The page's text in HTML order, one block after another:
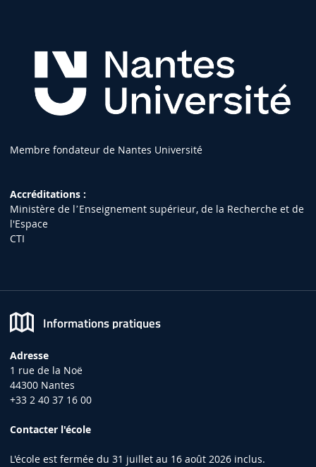
Membre fondateur de Nantes Université
Accréditations :
Ministère de lʼEnseignement supérieur, de la Recherche et de
l'Espace
CTI
Informations pratiques
Adresse
1 rue de la Noë
44300 Nantes
+33 2 40 37 16 00
Contacter l'école
L'école est fermée du 31 juillet au 16 août 2026 inclus.